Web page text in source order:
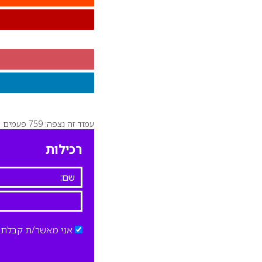
עמוד זה נצפה: 759 פעמים
רכילות
אני מאשר/ת קבלת